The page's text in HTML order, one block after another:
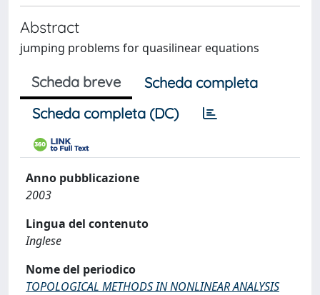
Abstract
jumping problems for quasilinear equations
Scheda breve
Scheda completa
Scheda completa (DC)
Anno pubblicazione
2003
Lingua del contenuto
Inglese
Nome del periodico
TOPOLOGICAL METHODS IN NONLINEAR ANALYSIS